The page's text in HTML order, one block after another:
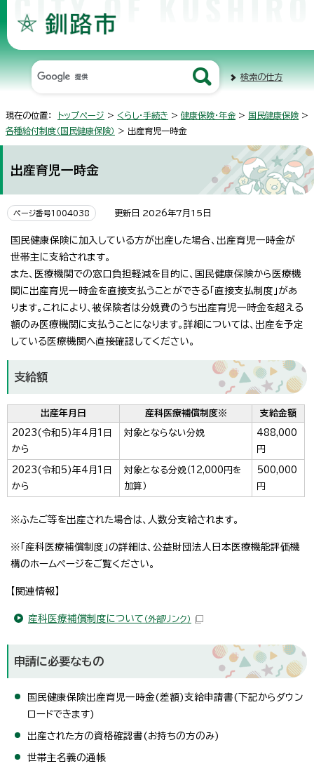
検索の仕方
現在の位置： トップページ > くらし・手続き > 健康保険・年金> 国民健康保険 >
各種給付制度（国民健康保険） > 出産育児一時金
出産育児一時金
ページ番号1004038 更新日 2026年7月15日
国民健康保険に加入している方が出産した場合、出産育児一時金が
世帯主に支給されます。
また、医療機関での窓口負担軽減を目的に、国民健康保険から医療機
関に出産育児一時金を直接支払うことができる「直接支払制度」があ
ります。これにより、被保険者は分娩費のうち出産育児一時金を超える
額のみ医療機関に支払うことになります。詳細については、出産を予定
している医療機関へ直接確認してください。
支給額
出産年月日 産科医療補償制度※ 支給金額
2023(令和5)年4月1日
から
対象とならない分娩
488,000
円
2023(令和5)年4月1日
から
対象となる分娩（12,000円を
加算）
500,000
円
※ふたご等を出産された場合は、人数分支給されます。
※「産科医療補償制度」の詳細は、公益財団法人日本医療機能評価機
構のホームページをご覧ください。
【関連情報】
産科医療補償制度について （外部リンク）
申請に必要なもの
国民健康保険出産育児一時金(差額)支給申請書(下記からダウン
ロードできます)
出産された方の資格確認書(お持ちの方のみ)
世帯主名義の通帳